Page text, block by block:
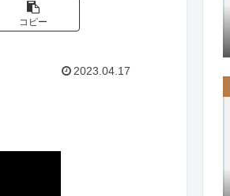
コピー
2023.04.17